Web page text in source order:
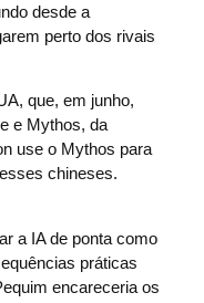
desde a
perto dos rivais
que, em junho,
e Mythos, da
use o Mythos para
chineses.
a IA de ponta como
práticas
encareceria os